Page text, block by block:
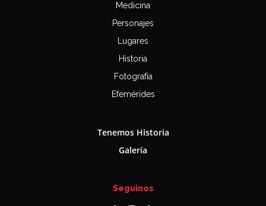
Medicina
Personajes
Lugares
Historia
Fotografía
Efemérides
Tenemos Historia
Galería
Seguinos